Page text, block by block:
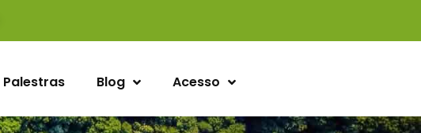
Palestras Blog Acesso